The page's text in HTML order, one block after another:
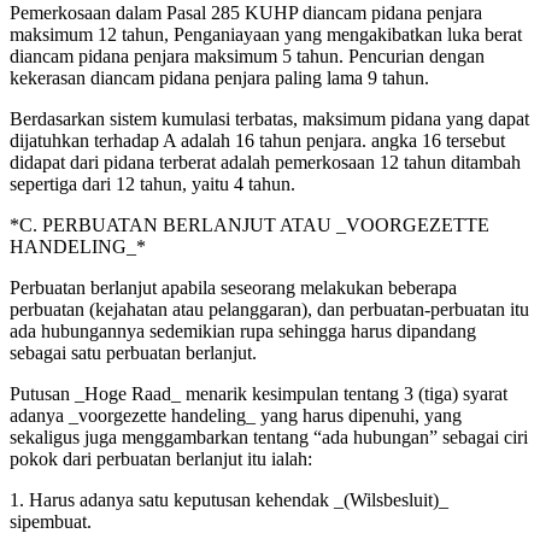
Pemerkosaan dalam Pasal 285 KUHP diancam pidana penjara
maksimum 12 tahun, Penganiayaan yang mengakibatkan luka berat
diancam pidana penjara maksimum 5 tahun. Pencurian dengan
kekerasan diancam pidana penjara paling lama 9 tahun.
Berdasarkan sistem kumulasi terbatas, maksimum pidana yang dapat
dijatuhkan terhadap A adalah 16 tahun penjara. angka 16 tersebut
didapat dari pidana terberat adalah pemerkosaan 12 tahun ditambah
sepertiga dari 12 tahun, yaitu 4 tahun.
*C. PERBUATAN BERLANJUT ATAU _VOORGEZETTE
HANDELING_*
Perbuatan berlanjut apabila seseorang melakukan beberapa
perbuatan (kejahatan atau pelanggaran), dan perbuatan-perbuatan itu
ada hubungannya sedemikian rupa sehingga harus dipandang
sebagai satu perbuatan berlanjut.
Putusan _Hoge Raad_ menarik kesimpulan tentang 3 (tiga) syarat
adanya _voorgezette handeling_ yang harus dipenuhi, yang
sekaligus juga menggambarkan tentang “ada hubungan” sebagai ciri
pokok dari perbuatan berlanjut itu ialah:
1. Harus adanya satu keputusan kehendak _(Wilsbesluit)_
sipembuat.